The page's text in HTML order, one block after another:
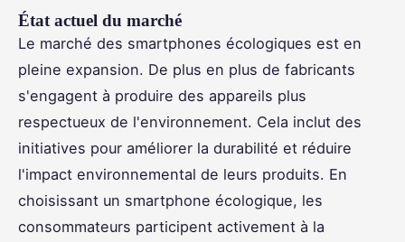
État actuel du marché
Le marché des smartphones écologiques est en
pleine expansion. De plus en plus de fabricants
s'engagent à produire des appareils plus
respectueux de l'environnement. Cela inclut des
initiatives pour améliorer la durabilité et réduire
l'impact environnemental de leurs produits. En
choisissant un smartphone écologique, les
consommateurs participent activement à la